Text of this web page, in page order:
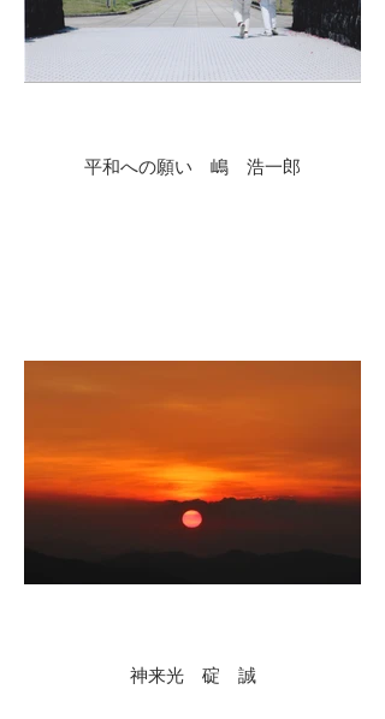
平和への願い 嶋 浩一郎
神来光 碇 誠